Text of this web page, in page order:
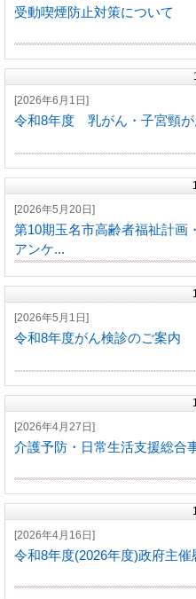
受動喫煙防止対策について
[2026年6月1日]
令和8年度 乳がん・子宮頸が
[2026年5月20日]
第10期玉名市高齢者福祉計画
アンケ...
[2026年5月1日]
令和8年度がん検診のご案内
[2026年4月27日]
介護予防・日常生活支援総合
[2026年4月16日]
令和8年度(2026年度)政府主